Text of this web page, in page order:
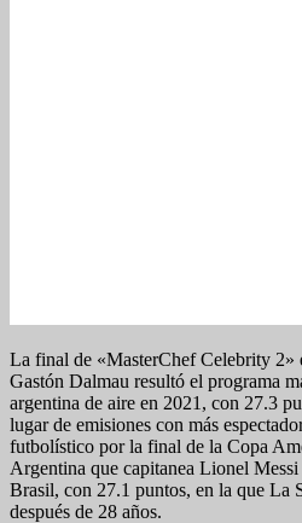
La final de «MasterChef Celebrity 2»
Gastón Dalmau resultó el programa
argentina de aire en 2021, con 27.3
lugar de emisiones con más
futbolístico por la final de la Copa
Argentina que capitanea Lionel
Brasil, con 27.1 puntos, en la que La
después de 28 años.